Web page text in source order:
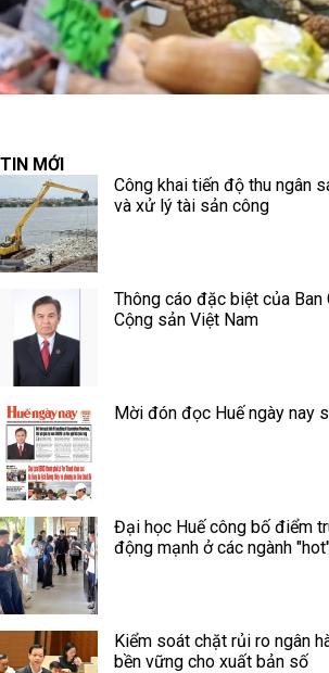
TIN MỚI
Công khai tiến độ thu ngân
và xử lý tài sản công
Thông cáo đặc biệt của
Cộng sản Việt Nam
Mời đón đọc Huế ngày nay
Đại học Huế công bố điểm
động mạnh ở các ngành
Kiểm soát chặt rủi ro ngân
bền vững cho xuất bản số